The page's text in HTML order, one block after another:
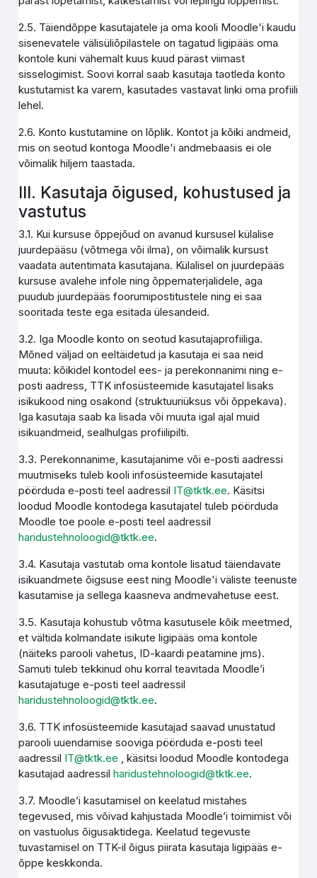
2.5. Täiendõppe kasutajatele ja oma kooli Moodle'i kaudu
sisenevatele välisüliõpilastele on tagatud ligipääs oma
kontole kuni vähemalt kuus kuud pärast viimast
sisselogimist. Soovi korral saab kasutaja taotleda konto
kustutamist ka varem, kasutades vastavat linki oma profiili
lehel.
2.6. Konto kustutamine on lõplik. Kontot ja kõiki andmeid,
mis on seotud kontoga Moodle'i andmebaasis ei ole
võimalik hiljem taastada.
III. Kasutaja õigused, kohustused ja
vastutus
3.1. Kui kursuse õppejõud on avanud kursusel külalise
juurdepääsu (võtmega või ilma), on võimalik kursust
vaadata autentimata kasutajana. Külalisel on juurdepääs
kursuse avalehe infole ning õppematerjalidele, aga
puudub juurdepääs foorumipostitustele ning ei saa
sooritada teste ega esitada ülesandeid.
3.2. Iga Moodle konto on seotud kasutajaprofiiliga.
Mõned väljad on eeltäidetud ja kasutaja ei saa neid
muuta: kõikidel kontodel ees- ja perekonnanimi ning e-
posti aadress, TTK infosüsteemide kasutajatel lisaks
isikukood ning osakond (struktuuriüksus või õppekava).
Iga kasutaja saab ka lisada või muuta igal ajal muid
isikuandmeid, sealhulgas profiilipilti.
3.3. Perekonnanime, kasutajanime või e-posti aadressi
muutmiseks tuleb kooli infosüsteemide kasutajatel
pöörduda e-posti teel aadressil IT@tktk.ee. Käsitsi
loodud Moodle kontodega kasutajatel tuleb pöörduda
Moodle toe poole e-posti teel aadressil
haridustehnoloogid@tktk.ee.
3.4. Kasutaja vastutab oma kontole lisatud täiendavate
isikuandmete õigsuse eest ning Moodle'i väliste teenuste
kasutamise ja sellega kaasneva andmevahetuse eest.
3.5. Kasutaja kohustub võtma kasutusele kõik meetmed,
et vältida kolmandate isikute ligipääs oma kontole
(näiteks parooli vahetus, ID-kaardi peatamine jms).
Samuti tuleb tekkinud ohu korral teavitada Moodle’i
kasutajatuge e-posti teel aadressil
haridustehnoloogid@tktk.ee.
3.6. TTK infosüsteemide kasutajad saavad unustatud
parooli uuendamise sooviga pöörduda e-posti teel
aadressil IT@tktk.ee , käsitsi loodud Moodle kontodega
kasutajad aadressilharidustehnoloogid@tktk.ee.
3.7. Moodle’i kasutamisel on keelatud mistahes
tegevused, mis võivad kahjustada Moodle’i toimimist või
on vastuolus õigusaktidega. Keelatud tegevuste
tuvastamisel on TTK-il õigus piirata kasutaja ligipääs e-
õppe keskkonda.